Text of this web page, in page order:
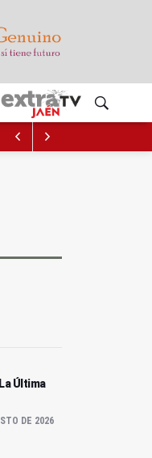
Última
DE 2026